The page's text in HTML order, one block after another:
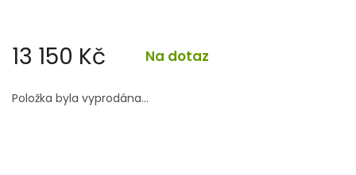
13 150 Kč Na dotaz
cena:
Položka byla vyprodána…